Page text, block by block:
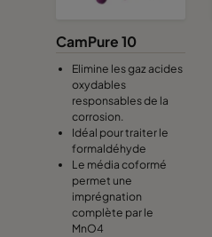
CamPure 10
Elimine les gaz acides
oxydables
responsables de la
corrosion.
Idéal pour traiter le
formaldéhyde
Le média coformé
permet une
imprégnation
complète par le
MnO4